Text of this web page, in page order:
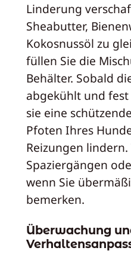
Linderung
Sheabutter,
Kokosnussöl zu
füllen Sie die
Behälter. Sobald
abgekühlt und
sie eine
Pfoten Ihres
Reizungen
Spaziergängen
wenn Sie
bemerken.
Überwachung